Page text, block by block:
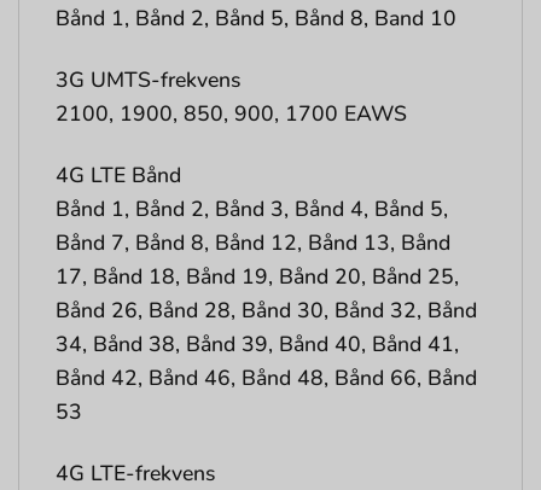
Bånd 1, Bånd 2, Bånd 5, Bånd 8, Band 10
3G UMTS-frekvens
2100, 1900, 850, 900, 1700 EAWS
4G LTE Bånd
Bånd 1, Bånd 2, Bånd 3, Bånd 4, Bånd 5,
Bånd 7, Bånd 8, Bånd 12, Bånd 13, Bånd
17, Bånd 18, Bånd 19, Bånd 20, Bånd 25,
Bånd 26, Bånd 28, Bånd 30, Bånd 32, Bånd
34, Bånd 38, Bånd 39, Bånd 40, Bånd 41,
Bånd 42, Bånd 46, Bånd 48, Bånd 66, Bånd
53
4G LTE-frekvens